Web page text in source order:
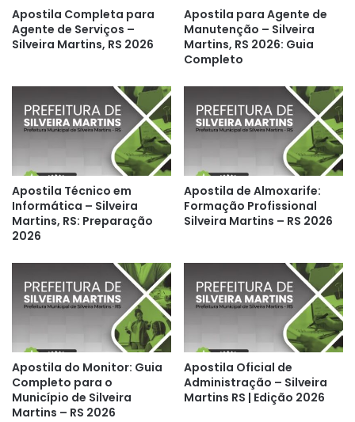
Apostila Completa para
Agente de Serviços –
Silveira Martins, RS 2026
Apostila para Agente de
Manutenção – Silveira
Martins, RS 2026: Guia
Completo
Apostila Técnico em
Informática – Silveira
Martins, RS: Preparação
2026
Apostila de Almoxarife:
Formação Profissional
Silveira Martins – RS 2026
Apostila do Monitor: Guia
Completo para o
Município de Silveira
Martins – RS 2026
Apostila Oficial de
Administração – Silveira
Martins RS | Edição 2026